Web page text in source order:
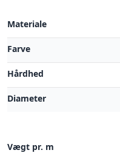
Materiale
Farve
Hårdhed
Diameter
Vægt pr. m